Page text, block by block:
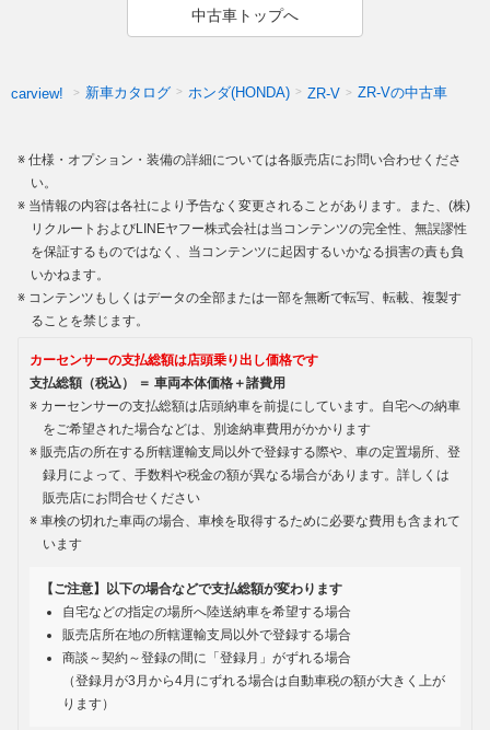
中古車トップへ
carview! 新車カタログ ホンダ(HONDA) ZR-V ZR-Vの中古車
仕様・オプション・装備の詳細については各販売店にお問い合わせくださ
い。
当情報の内容は各社により予告なく変更されることがあります。また、(株)
リクルートおよびLINEヤフー株式会社は当コンテンツの完全性、無誤謬性
を保証するものではなく、当コンテンツに起因するいかなる損害の責も負
いかねます。
コンテンツもしくはデータの全部または一部を無断で転写、転載、複製す
ることを禁じます。
カーセンサーの支払総額は店頭乗り出し価格です
支払総額（税込） ＝ 車両本体価格＋諸費用
カーセンサーの支払総額は店頭納車を前提にしています。自宅への納車
をご希望された場合などは、別途納車費用がかかります
販売店の所在する所轄運輸支局以外で登録する際や、車の定置場所、登
録月によって、手数料や税金の額が異なる場合があります。詳しくは
販売店にお問合せください
車検の切れた車両の場合、車検を取得するために必要な費用も含まれて
います
【ご注意】以下の場合などで支払総額が変わります
自宅などの指定の場所へ陸送納車を希望する場合
販売店所在地の所轄運輸支局以外で登録する場合
商談～契約～登録の間に「登録月」がずれる場合
（登録月が3月から4月にずれる場合は自動車税の額が大きく上が
ります）